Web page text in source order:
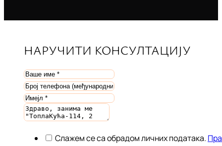
НАРУЧИТИ КОНСУЛТАЦИЈУ
Слажем се са обрадом личних података.